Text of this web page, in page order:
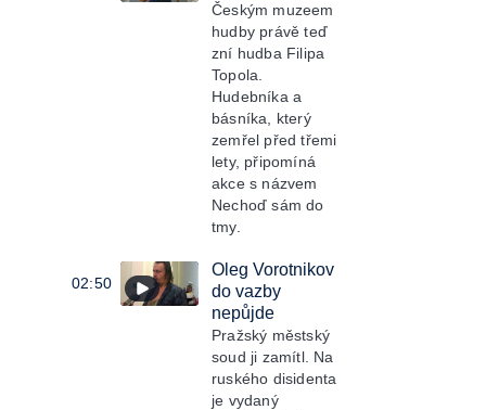
Českým muzeem
hudby právě teď
zní hudba Filipa
Topola.
Hudebníka a
básníka, který
zemřel před třemi
lety, připomíná
akce s názvem
Nechoď sám do
tmy.
02:50
Oleg Vorotnikov
do vazby
nepůjde
Pražský městský
soud ji zamítl. Na
ruského disidenta
je vydaný